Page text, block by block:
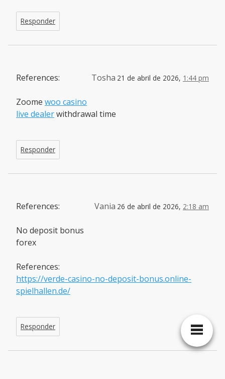
Responder
Tosha 21 de abril de 2026, 1:44 pm
References:
Zoome woo casino
live dealerwithdrawal time
Responder
Vania 26 de abril de 2026, 2:18 am
References:
No deposit bonus
forex
References:
https://verde-casino-no-deposit-bonus.online-
spielhallen.de/
Responder